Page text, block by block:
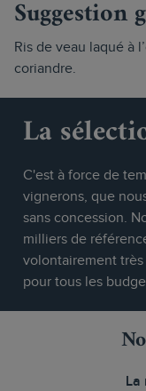
Suggestion
Ris de veau laqué à
coriandre.
La
C'est à force de
vignerons, que
sans concession.
milliers de
volontairement
pour tous les
La